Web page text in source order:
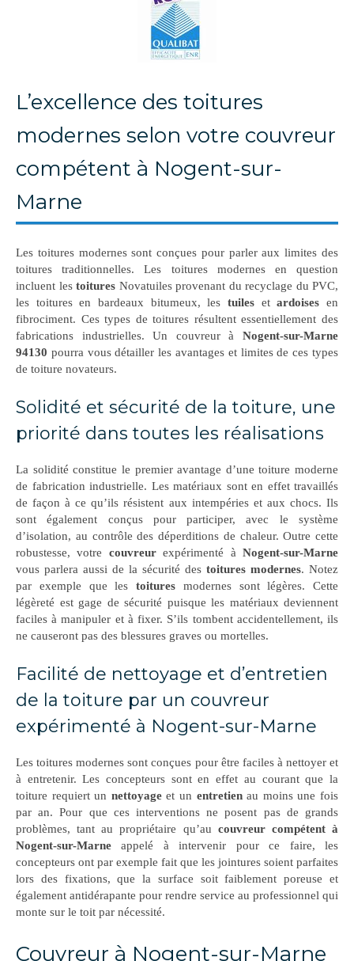
L’excellence des toitures
modernes selon votre couvreur
compétent à Nogent-sur-
Marne
Les toitures modernes sont conçues pour parler aux limites des
toitures traditionnelles. Les toitures modernes en question
incluent les toitures Novatuiles provenant du recyclage du PVC,
les toitures en bardeaux bitumeux, les tuiles etardoises en
fibrociment. Ces types de toitures résultent essentiellement des
fabrications industrielles. Un couvreur à Nogent-sur-Marne
94130 pourra vous détailler les avantages et limites de ces types
de toiture novateurs.
Solidité et sécurité de la toiture, une
priorité dans toutes les réalisations
La solidité constitue le premier avantage d’une toiture moderne
de fabrication industrielle. Les matériaux sont en effet travaillés
de façon à ce qu’ils résistent aux intempéries et aux chocs. Ils
sont également conçus pour participer, avec le système
d’isolation, au contrôle des déperditions de chaleur. Outre cette
robustesse, votre couvreurexpérimenté àNogent-sur-Marne
vous parlera aussi de la sécurité des toitures modernes. Notez
par exemple que les toitures modernes sont légères. Cette
légèreté est gage de sécurité puisque les matériaux deviennent
faciles à manipuler et à fixer. S’ils tombent accidentellement, ils
ne causeront pas des blessures graves ou mortelles.
Facilité de nettoyage et d’entretien
de la toiture par un couvreur
expérimenté à Nogent-sur-Marne
Les toitures modernes sont conçues pour être faciles à nettoyer et
à entretenir. Les concepteurs sont en effet au courant que la
toiture requiert un nettoyageet un entretienau moins une fois
par an. Pour que ces interventions ne posent pas de grands
problèmes, tant au propriétaire qu’au couvreur compétent à
Nogent-sur-Marne appelé à intervenir pour ce faire, les
concepteurs ont par exemple fait que les jointures soient parfaites
lors des fixations, que la surface soit faiblement poreuse et
également antidérapante pour rendre service au professionnel qui
monte sur le toit par nécessité.
Couvreur à Nogent-sur-Marne